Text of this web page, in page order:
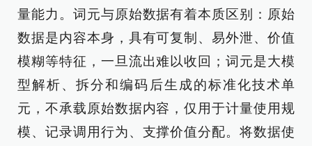
量能力。词元与原始数据有着本质区别：原始
数据是内容本身，具有可复制、易外泄、价值
模糊等特征，一旦流出难以收回；词元是大模
型解析、拆分和编码后生成的标准化技术单
元，不承载原始数据内容，仅用于计量使用规
模、记录调用行为、支撑价值分配。将数据使